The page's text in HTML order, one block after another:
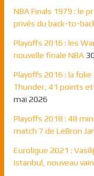
NBA Finals 1979 : le
privés du back-to-
Playoffs 2016 : les
nouvelle finale NBA
Playoffs 2016 : la
Thunder, 41 points
mai 2026
Playoffs 2018 : 48
match 7 de LeBron
Euroligue 2021 :
Istanbul, nouveau